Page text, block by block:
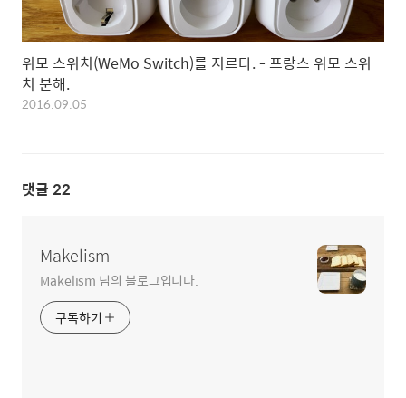
위모 스위치(WeMo Switch)를 지르다. - 프랑스 위모 스위
치 분해.
2016.09.05
댓글 22
Makelism
Makelism 님의 블로그입니다.
구독하기